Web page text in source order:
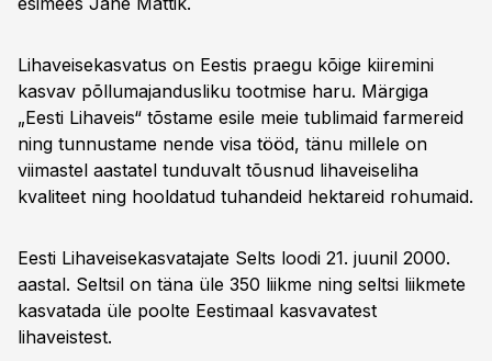
Lihaveisekasvatus on Eestis praegu kõige kiiremini
kasvav põllumajandusliku tootmise haru. Märgiga
„Eesti Lihaveis“ tõstame esile meie tublimaid farmereid
ning tunnustame nende visa tööd, tänu millele on
viimastel aastatel tunduvalt tõusnud lihaveiseliha
kvaliteet ning hooldatud tuhandeid hektareid rohumaid.
Eesti Lihaveisekasvatajate Selts loodi 21. juunil 2000.
aastal. Seltsil on täna üle 350 liikme ning seltsi liikmete
kasvatada üle poolte Eestimaal kasvavatest
lihaveistest.